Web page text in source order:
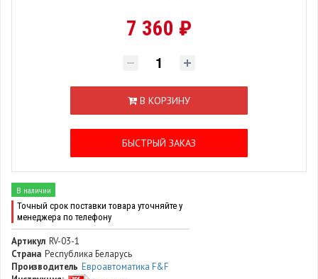
7 360 ₽
В КОРЗИНУ
БЫСТРЫЙ ЗАКАЗ
В наличии
Точный срок поставки товара уточняйте у
менеджера по телефону
Артикул RV-03-1
Страна Республика Беларусь
Производитель Евроавтоматика F&F